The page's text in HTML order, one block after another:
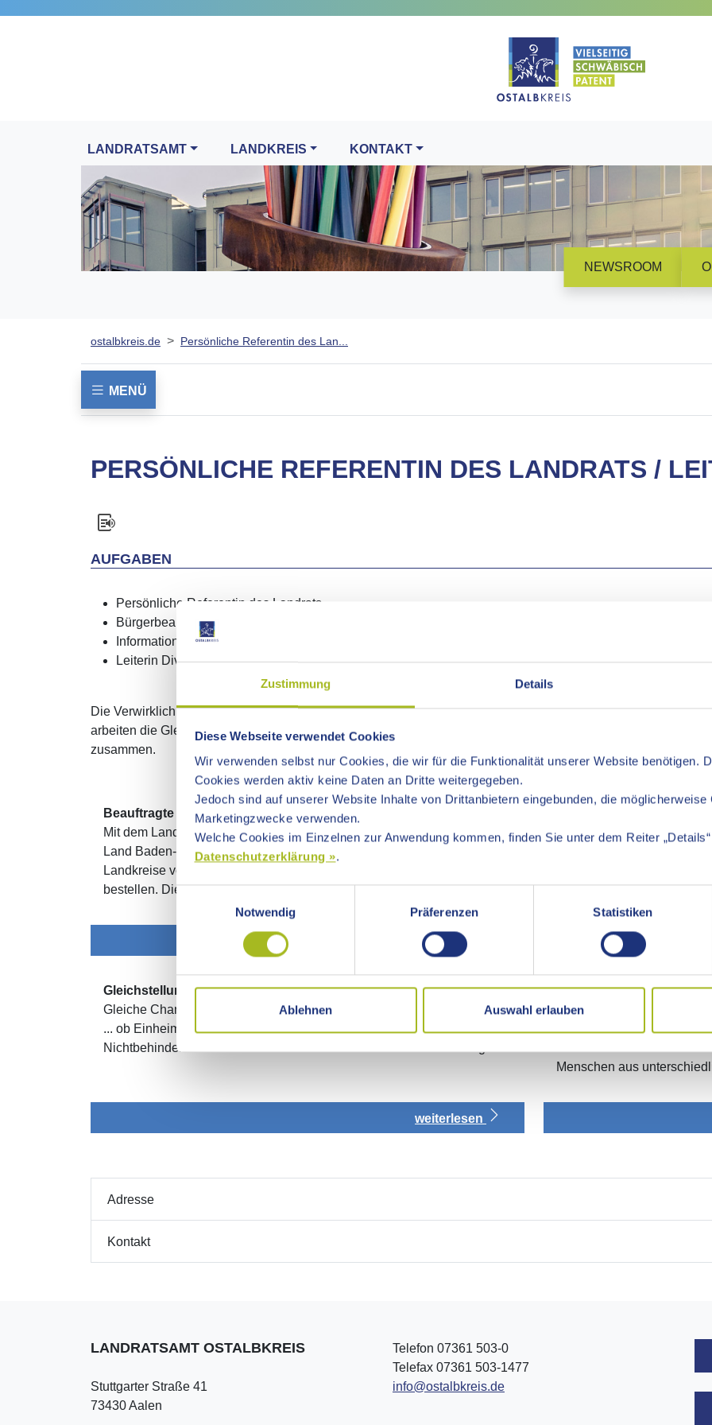
Zustimmung Details
Diese Webseite verwendet Cookies
Wir verwenden selbst nur Cookies, die wir für die Funktionalität unserer Website benötigen.
Cookies werden aktiv keine Daten an Dritte weitergegeben.
Jedoch sind auf unserer Website Inhalte von Drittanbietern eingebunden, die möglicherweise
Marketingzwecke verwenden.
Welche Cookies im Einzelnen zur Anwendung kommen, finden Sie unter dem Reiter
Datenschutzerklärung ».
Einwilligungsauswahl
Notwendig
Präferenzen Statistiken
Ablehnen Auswahl erlauben
LANDRATSAMT LANDKREIS KONTAKT
NEWSROOM
ostalbkreis.de Persönliche Referentin des Lan...
MENÜ
PERSÖNLICHE REFERENTIN DES LANDRATS /
AUFGABEN
Persönliche Referentin des Landrats
Bürgerbeauftragte: Anlaufstelle für Rat suchende Bürgerinnen und Bürger, Lotse durch die
Informations- und Koordinierungsstelle für die Aufgaben des Landkreises als Träger der Kreissparkasse
Leiterin Diversity
Die Verwirklichung von Chancengleichheit und die aktive Gestaltung von Vielfalt sind der Schlüssel zu einer
arbeiten die Gleichstellungsbeauftragte, die Integrationsbeauftragte als auch die Beauftragte für die Belange
zusammen.
Beauftragte für die Belange von Menschen mit Behinderungen
Mit dem Landes-Behindertengleichstellungsgesetz von 2015 hat das
Land Baden-Württemberg als erstes Bundesland die Stadt- und
Landkreise verpflichtet, kommunale Behindertenbeauftragte zu
bestellen. Die kommunalen Beauftragten auf der Ebene der Stadt- und ...
weiterlesen
Die Ehrenamtskarte geht
beteiligt sich der
flächendeckend in ganz
Ehrenamtskarte ist, so
Gleichstellungsbeauftragte
Gleiche Chancen unabhängig ... ob Frau oder Mann ... ob Jung oder Alt
... ob Einheimisch oder Zugewandert ... ob Behindert oder
Nichtbehindert und von welcher sexuellen Identität und Orientierung.
weiterlesen
Integrationsbeauftragte
Integration soll eine
ohne
Lebens verwirklichen.
Menschen aus
Adresse
Kontakt
LANDRATSAMT OSTALBKREIS
Stuttgarter Straße 41
73430 Aalen
Telefon 07361 503-0
Telefax 07361 503-1477
info@ostalbkreis.de